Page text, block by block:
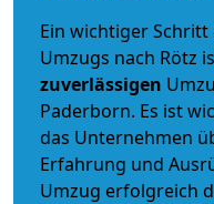
Ein wichtiger
Umzugs nach Rötz
zuverlässigen
Paderborn. Es ist
das Unternehmen
Erfahrung und
Umzug erfolgreich